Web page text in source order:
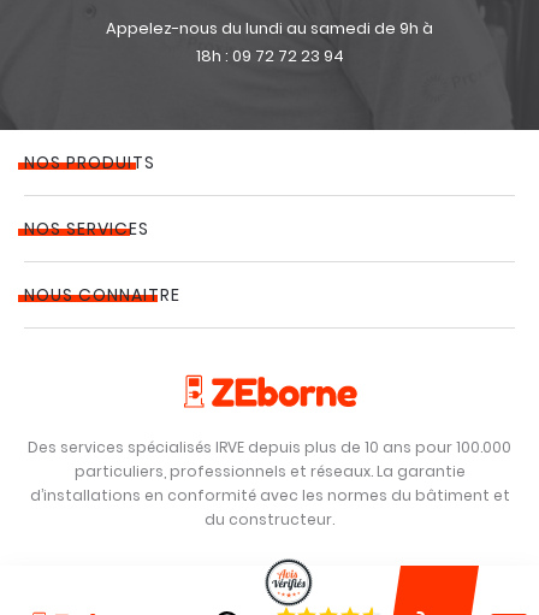
Appelez-nous du lundi au samedi de 9h à
18h : 09 72 72 23 94
NOS PRODUITS
NOS SERVICES
NOUS CONNAITRE
Des services spécialisés IRVE depuis plus de 10 ans pour 100.000
particuliers, professionnels et réseaux. La garantie
d’installations en conformité avec les normes du bâtiment et
du constructeur.